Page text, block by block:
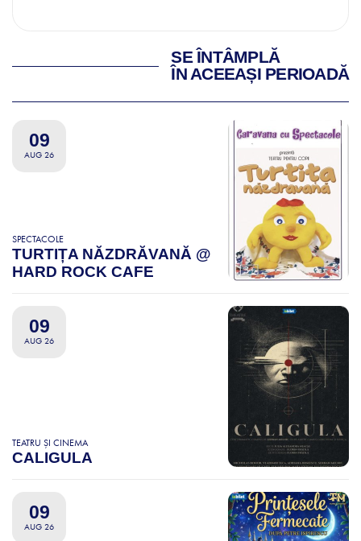
SE ÎNTÂMPLĂ
ÎN ACEEAȘI PERIOADĂ
09
AUG 26
SPECTACOLE
TURTIȚA NĂZDRĂVANĂ @
HARD ROCK CAFE
09
AUG 26
TEATRU ȘI CINEMA
CALIGULA
09
AUG 26